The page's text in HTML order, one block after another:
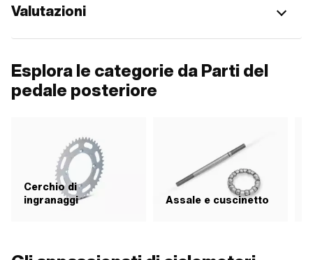
Valutazioni
Esplora le categorie da Parti del
pedale posteriore
Cerchio di
ingranaggi
Assale e cuscinetto